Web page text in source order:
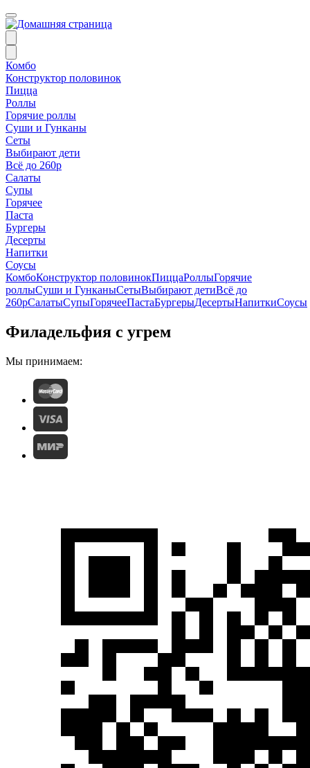
Комбо
Конструктор половинок
Пицца
Роллы
Горячие роллы
Суши и Гунканы
Сеты
Выбирают дети
Всё до 260р
Салаты
Супы
Горячее
Паста
Бургеры
Десерты
Напитки
Соусы
КомбоКонструктор половинокПиццаРоллыГорячие
роллыСуши и ГунканыСетыВыбирают детиВсё до
260рСалатыСупыГорячееПастаБургерыДесертыНапиткиСоусы
Филадельфия с угрем
Мы принимаем: